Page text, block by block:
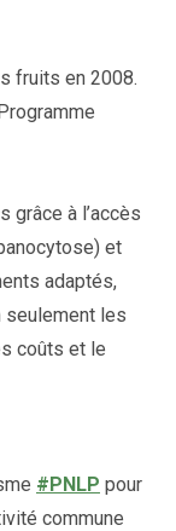
fruits en 2008.
grâce à l’accès
et
adaptés,
seulement les
coûts et le
#PNLP pour
commune